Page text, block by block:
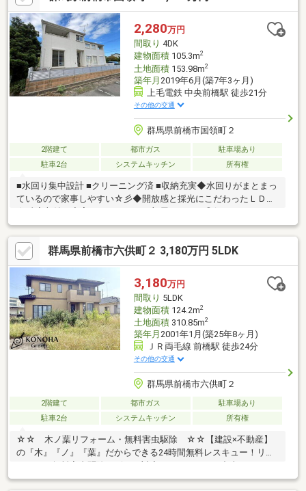
『きつね隊』・『ゴリラ隊』という無料かけつけサービスの仕組
みが、整っています♪／住んでからのお家トラブル、緊急対応も承
っております♪お家のこと、すべて木ノ葉プランニングにお任せく
ださい＾＾
2,280万円
間取り 4DK
建物面積105.3m2
土地面積153.98m2
築年月 2019年6月(築7年3ヶ月)
上毛電鉄 中央前橋駅 徒歩21分
その他の交通
群馬県前橋市国領町２
2階建て 都市ガス
駐車場あり
駐車2台
システムキッチン 所有権
■水回り集中設計 ■クリーニング済 ■収納充実◆水回りがまとまっ
ているので家事しやすい☆彡◆開放感と採光にこだわったＬＤＫ
探しは、コアライブにご相談ください！■自己資金０円から住宅
購入できます!■他社様でご紹介されている物件も一緒にご提案で
きます。■他社様や過去にローンお断りされた方。ローンに自信
あります。■平日のご見学希望大歓迎です。ご見学予約は0120-
919-727【通話料無料】までお気軽にお電話ください。スマートフ
ォンの方は青いバナーより、お問い合わせいただけます。
群馬県前橋市六供町２ 3,180万円 5LDK
3,180万円
間取り 5LDK
建物面積124.2m2
土地面積310.85m2
築年月 2001年1月(築25年8ヶ月)
ＪＲ両毛線 前橋駅 徒歩24分
その他の交通
群馬県前橋市六供町２
2階建て 都市ガス
駐車場あり
駐車2台
システムキッチン 所有権
☆☆ 木ノ葉リフォーム・無料害虫駆除 ☆☆【建設×不動産】
の『木』『ノ』『葉』だからできる24時間無料レスキュー！リフ
ターサービスがついており、住んでからの安心をずっとお届けし